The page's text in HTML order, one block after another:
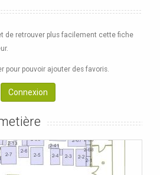
de retrouver plus facilement cette fiche
pour pouvoir ajouter des favoris.
Connexion